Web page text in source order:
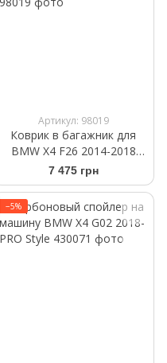
Артикул: 98019
Коврик в багажник для
BMW X4 F26 2014-2018
какао WeatherTech 43739
7 475 грн
−5%